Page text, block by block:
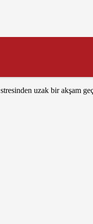
güzel bir iftar
uzak bir